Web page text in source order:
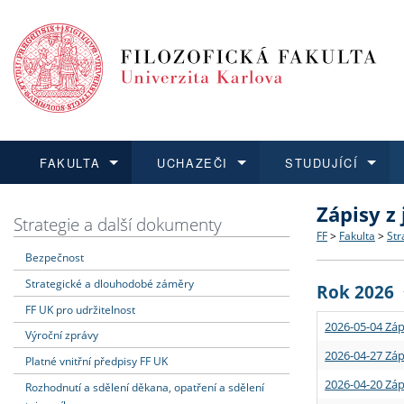
FAKULTA
Dozvědět se více
Struktura
Strategie
Podpora
UCHAZEČI
Podat přihlášku
Co
Učitelské
STUDUJÍCÍ
Dozvědět se více
Rigorózní
Dozvědět se více
O vědě a
Granty a
Dozvědět se více
Aktuální
Strategie a další dokumenty
Bezpečnost
Strategické a dlouhodobé záměry
FF UK pro udržitelnost
Výroční zprávy
Platné vnitřní předpisy FF UK
Rozhodnutí a sdělení děkana, opatření a sdělení
Zápisy
FF > Fakulta >
Rok 2026
2026-05-04
2026-04-27
2026-04-20